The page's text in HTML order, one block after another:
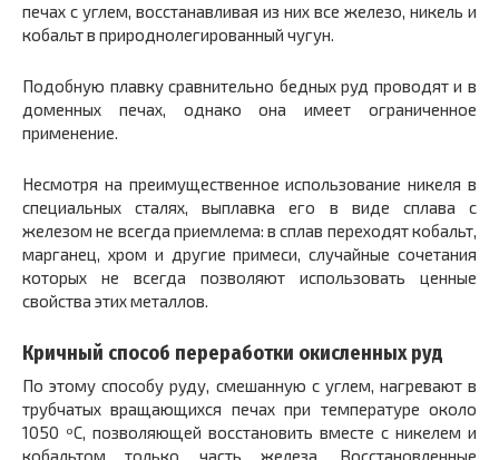
печах с углем, восстанавливая из них все железо, никель и
кобальт в природнолегированный чугун.
Подобную плавку сравнительно бедных руд проводят и в
доменных печах, однако она имеет ограниченное
применение.
Несмотря на преимущественное использование никеля в
специальных сталях, выплавка его в виде сплава с
железом не всегда приемлема: в сплав переходят кобальт,
марганец, хром и другие примеси, случайные сочетания
которых не всегда позволяют использовать ценные
свойства этих металлов.
Кричный способ переработки окисленных руд
По этому способу руду, смешанную с углем, нагревают в
трубчатых вращающихся печах при температуре около
1050 ºС, позволяющей восстановить вместе с никелем и
кобальтом только часть железа. Восстановленные